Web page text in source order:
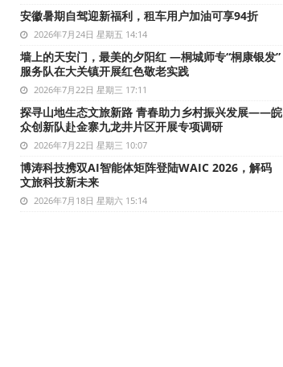
安徽暑期自驾迎新福利，租车用户加油可享94折
2026年7月24日 星期五 14:14
墙上的天安门，最美的夕阳红 —桐城师专“桐康银发”
服务队在大关镇开展红色敬老实践
2026年7月22日 星期三 17:11
探寻山地生态文旅新路 青春助力乡村振兴发展——皖
众创新队赴金寨九龙井片区开展专项调研
2026年7月22日 星期三 10:07
博涛科技携双AI智能体矩阵登陆WAIC 2026，解码
文旅科技新未来
2026年7月18日 星期六 15:14